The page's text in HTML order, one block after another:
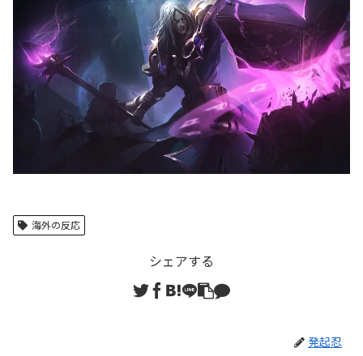
海外の反応
シェアする
発起忍